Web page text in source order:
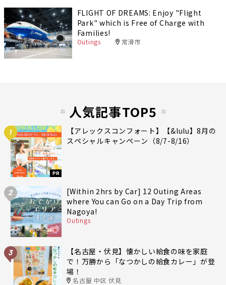
FLIGHT OF DREAMS: Enjoy "Flight
Park" which is Free of Charge with
Families!
Outings 常滑市
人気記事TOP5
1
PR
【アレックスコンフォート】【&lulu】8月の
スペシャルキャンペーン（8/7-8/16）
2
[Within 2hrs by Car] 12 Outing Areas
where You can Go on a Day Trip from
Nagoya!
Outings
3
【名古屋・伏見】懐かしい給食の味を家庭
で！万勝から「なつかしの給食カレー」が登
場！
名古屋 中区 伏見